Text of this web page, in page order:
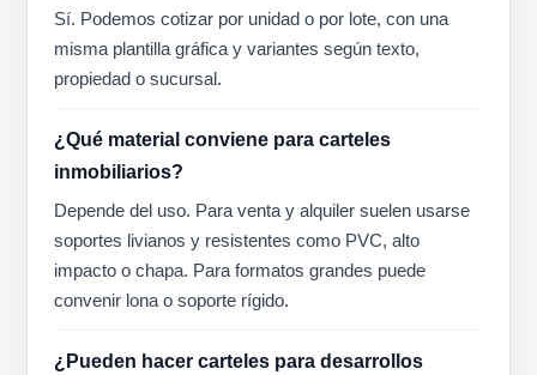
Sí. Podemos cotizar por unidad o por lote, con una
misma plantilla gráfica y variantes según texto,
propiedad o sucursal.
¿Qué material conviene para carteles
inmobiliarios?
Depende del uso. Para venta y alquiler suelen usarse
soportes livianos y resistentes como PVC, alto
impacto o chapa. Para formatos grandes puede
convenir lona o soporte rígido.
¿Pueden hacer carteles para desarrollos